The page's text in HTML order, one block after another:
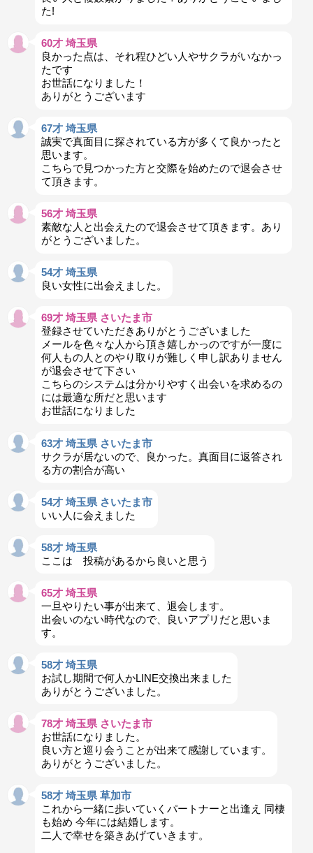
た!
60才 埼玉県
良かった点は、それ程ひどい人やサクラがいなかっ
たです
お世話になりました！
ありがとうございます
67才 埼玉県
誠実で真面目に探されている方が多くて良かったと
思います。
こちらで見つかった方と交際を始めたので退会させ
て頂きます。
56才 埼玉県
素敵な人と出会えたので退会させて頂きます。あり
がとうございました。
54才 埼玉県
良い女性に出会えました。
69才 埼玉県 さいたま市
登録させていただきありがとうございました
メールを色々な人から頂き嬉しかっのですが一度に
何人もの人とのやり取りが難しく申し訳ありません
が退会させて下さい
こちらのシステムは分かりやすく出会いを求めるの
には最適な所だと思います
お世話になりました
63才 埼玉県 さいたま市
サクラが居ないので、良かった。真面目に返答され
る方の割合が高い
54才 埼玉県 さいたま市
いい人に会えました
58才 埼玉県
ここは 投稿があるから良いと思う
65才 埼玉県
一旦やりたい事が出来て、退会します。
出会いのない時代なので、良いアプリだと思いま
す。
58才 埼玉県
お試し期間で何人かLINE交換出来ました
ありがとうございました。
78才 埼玉県 さいたま市
お世話になりました。
良い方と巡り会うことが出来て感謝しています。
ありがとうございました。
58才 埼玉県 草加市
これから一緒に歩いていくパートナーと出逢え 同棲
も始め 今年には結婚します。
二人で幸せを築きあげていきます。